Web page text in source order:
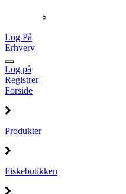
Log På
Erhverv
Log på
Registrer
Forside
Produkter
Fiskebutikken